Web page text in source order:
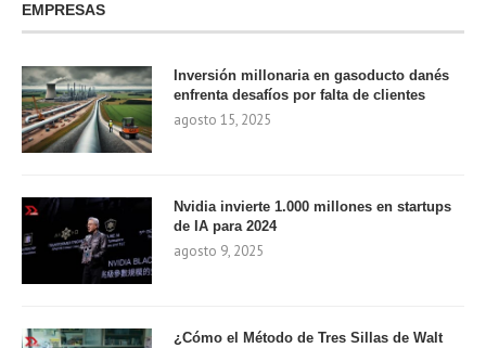
EMPRESAS
Inversión millonaria en gasoducto danés
enfrenta desafíos por falta de clientes
agosto 15, 2025
Nvidia invierte 1.000 millones en startups
de IA para 2024
agosto 9, 2025
¿Cómo el Método de Tres Sillas de Walt